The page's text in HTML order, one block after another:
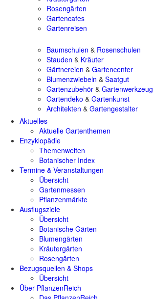
Rosengärten
Gartencafes
Gartenreisen
Baumschulen & Rosenschulen
Stauden & Kräuter
Gärtnereien & Gartencenter
Blumenzwiebeln & Saatgut
Gartenzubehör & Gartenwerkzeug
Gartendeko & Gartenkunst
Architekten & Gartengestalter
Aktuelles
Aktuelle Gartenthemen
Enzyklopädie
Themenwelten
Botanischer Index
Termine & Veranstaltungen
Übersicht
Gartenmessen
Pflanzenmärkte
Ausflugsziele
Übersicht
Botanische Gärten
Blumengärten
Kräutergärten
Rosengärten
Bezugsquellen & Shops
Übersicht
Über PflanzenReich